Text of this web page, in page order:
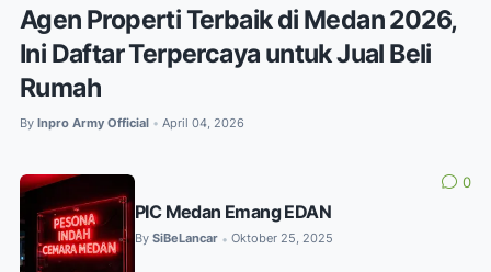
Agen Properti Terbaik di Medan 2026,
Ini Daftar Terpercaya untuk Jual Beli
Rumah
By Inpro Army Official • April 04, 2026
0
PIC Medan Emang EDAN
By SiBeLancar • Oktober 25, 2025